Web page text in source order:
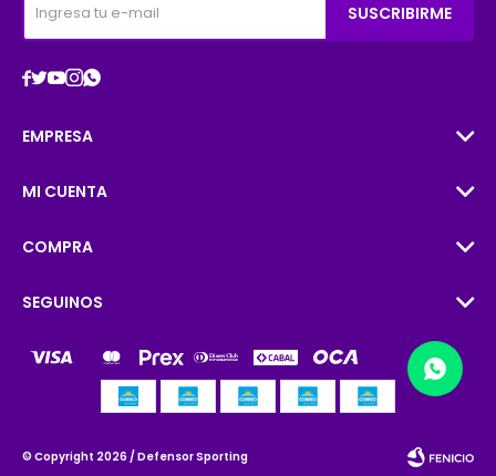
SUSCRIBIRME

EMPRESA
MI CUENTA
COMPRA
SEGUINOS
© Copyright 2026 / Defensor Sporting